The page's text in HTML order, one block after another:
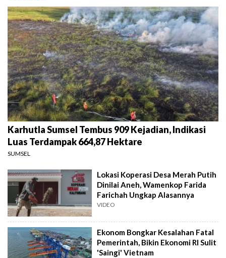
Karhutla Sumsel Tembus 909 Kejadian, Indikasi
Luas Terdampak 664,87 Hektare
SUMSEL
Lokasi Koperasi Desa Merah Putih
Dinilai Aneh, Wamenkop Farida
Farichah Ungkap Alasannya
VIDEO
Ekonom Bongkar Kesalahan Fatal
Pemerintah, Bikin Ekonomi RI Sulit
'Saingi' Vietnam